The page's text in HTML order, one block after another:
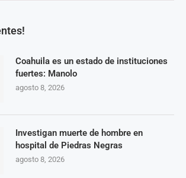
Coahuila es un estado de instituciones
fuertes: Manolo
agosto 8, 2026
Investigan muerte de hombre en
hospital de Piedras Negras
agosto 8, 2026